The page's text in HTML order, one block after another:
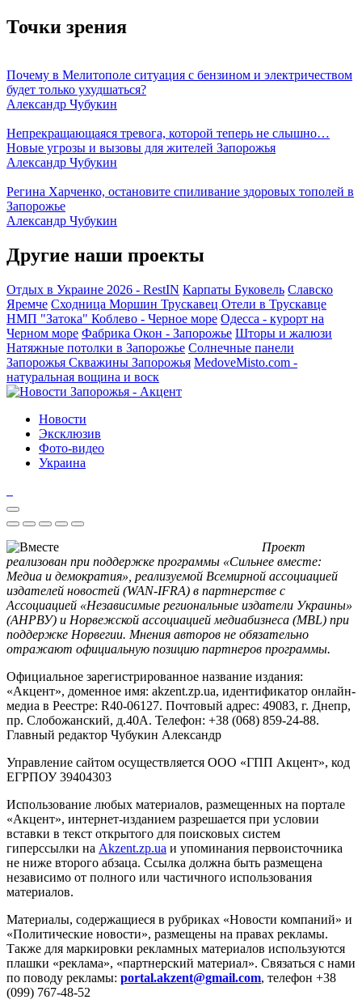
Точки зрения
Почему в Мелитополе ситуация с бензином и электричеством
будет только ухудшаться?
Александр Чубукин
Непрекращающаяся тревога, которой теперь не слышно…
Новые угрозы и вызовы для жителей Запорожья
Александр Чубукин
Регина Харченко, остановите спиливание здоровых тополей в
Запорожье
Александр Чубукин
Другие наши проекты
Отдых в Украине 2026 - RestIN Карпаты Буковель Славско
Яремче Сходница Моршин Трускавец Отели в Трускавце
НМП "Затока" Коблево - Черное море Одесса - курорт на
Черном море Фабрика Окон - Запорожье Шторы и жалюзи
Натяжные потолки в Запорожье Солнечные панели
Запорожья Скважины Запорожья MedoveMisto.com -
натуральная вощина и воск
Новости
Эксклюзив
Фото-видео
Украина
Проект
реализован при поддержке программы «Сильнее вместе:
Медиа и демократия», реализуемой Всемирной ассоциацией
издателей новостей (WAN-IFRA) в партнерстве с
Ассоциацией «Независимые региональные издатели Украины»
(АНРВУ) и Норвежской ассоциацией медиабизнеса (MBL) при
поддержке Норвегии. Мнения авторов не обязательно
отражают официальную позицию партнеров программы.
Официальное зарегистрированное название издания:
«Акцент», доменное имя: akzent.zp.ua, идентификатор онлайн-
медиа в Реестре: R40-06127. Почтовый адрес: 49083, г. Днепр,
пр. Слобожанский, д.40А. Телефон: +38 (068) 859-24-88.
Главный редактор Чубукин Александр
Управление сайтом осуществляется ООО «ГПП Акцент», код
ЕГРПОУ 39404303
Использование любых материалов, размещенных на портале
«Акцент», интернет-изданием разрешается при условии
вставки в текст открытого для поисковых систем
гиперссылки на Akzent.zp.ua и упоминания первоисточника
не ниже второго абзаца. Ссылка должна быть размещена
независимо от полного или частичного использования
материалов.
Материалы, содержащиеся в рубриках «Новости компаний» и
«Политические новости», размещены на правах рекламы.
Также для маркировки рекламных материалов используются
плашки «реклама», «партнерский материал». Связаться с нами
по поводу рекламы: portal.akzent@gmail.com, телефон +38
(099) 767-48-52